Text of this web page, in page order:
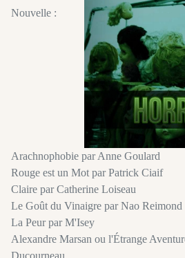
Nouvelle :
Arachnophobie par Anne Goulard
Rouge est un Mot par Patrick Ciaif
Claire par Catherine Loiseau
Le Goût du Vinaigre par Nao Reimond
La Peur par M'Isey
Alexandre Marsan ou l'Étrange
Ducourneau